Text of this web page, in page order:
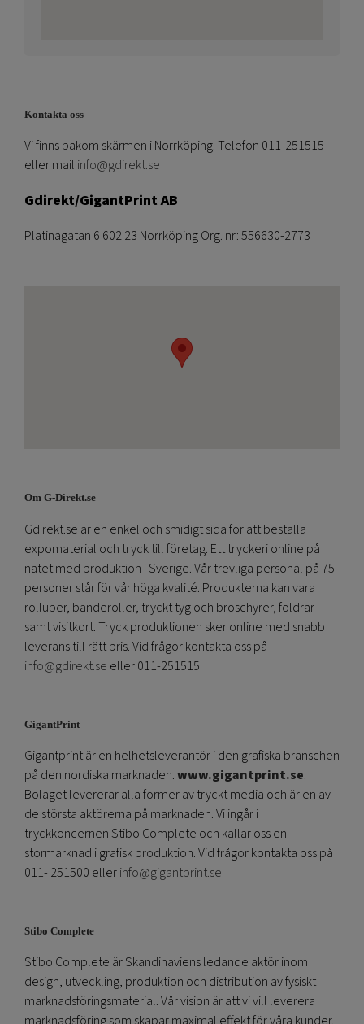
Kontakta oss
Vi finns bakom skärmen i Norrköping. Telefon 011-251515
eller mail info@gdirekt.se
Gdirekt/GigantPrint AB
Platinagatan 6 602 23 Norrköping Org. nr: 556630-2773
Om G-Direkt.se
Gdirekt.se är en enkel och smidigt sida för att beställa
expomaterial och tryck till företag. Ett tryckeri online på
nätet med produktion i Sverige. Vår trevliga personal på 75
personer står för vår höga kvalité. Produkterna kan vara
rolluper, banderoller, tryckt tyg och broschyrer, foldrar
samt visitkort. Tryck produktionen sker online med snabb
leverans till rätt pris. Vid frågor kontakta oss på
info@gdirekt.se eller 011-251515
GigantPrint
Gigantprint är en helhetsleverantör i den grafiska branschen
på den nordiska marknaden.www.gigantprint.se.
Bolaget levererar alla former av tryckt media och är en av
de största aktörerna på marknaden. Vi ingår i
tryckkoncernen Stibo Complete och kallar oss en
stormarknad i grafisk produktion. Vid frågor kontakta oss på
011- 251500 ellerinfo@gigantprint.se
Stibo Complete
Stibo Complete är Skandinaviens ledande aktör inom
design, utveckling, produktion och distribution av fysiskt
marknadsföringsmaterial. Vår vision är att vi vill leverera